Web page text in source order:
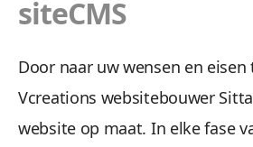
siteCMS
Door naar uw wensen en
Vcreations websitebouwer
website op maat. In elke fase